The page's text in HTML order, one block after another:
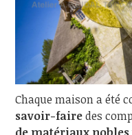
Chaque maison a été
savoir-fairedes